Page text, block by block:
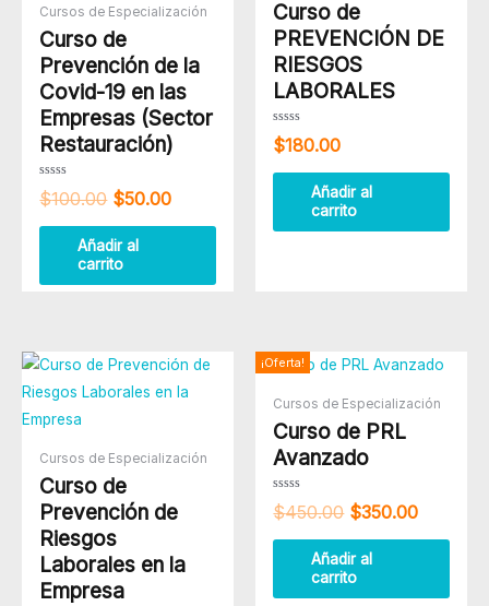
Cursos de Especialización
Curso de
Prevención de la
Covid-19 en las
Empresas (Sector
Restauración)
Valorado
con
de
$100.00 $50.00
Añadir al
carrito
Curso de
PREVENCIÓN DE
RIESGOS
LABORALES
Valorado
con
de
$180.00
Añadir al
carrito
Cursos de Especialización
Curso de
Prevención de
Riesgos
Laborales en la
Empresa
¡Oferta!
Cursos de Especialización
Curso de PRL
Avanzado
Valorado
con
de
$450.00
El
original
era:
$450.00.
$350.00
El
actual
Añadir al
carrito